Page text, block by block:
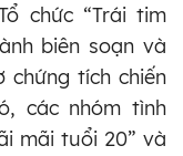
chức “Trái tim
biên soạn và
tích chiến
các nhóm tình
mãi tuổi 20” và